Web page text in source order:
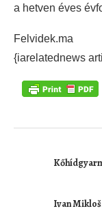
a hetven éves
Felvidek.ma
{iarelatednews
Ivan